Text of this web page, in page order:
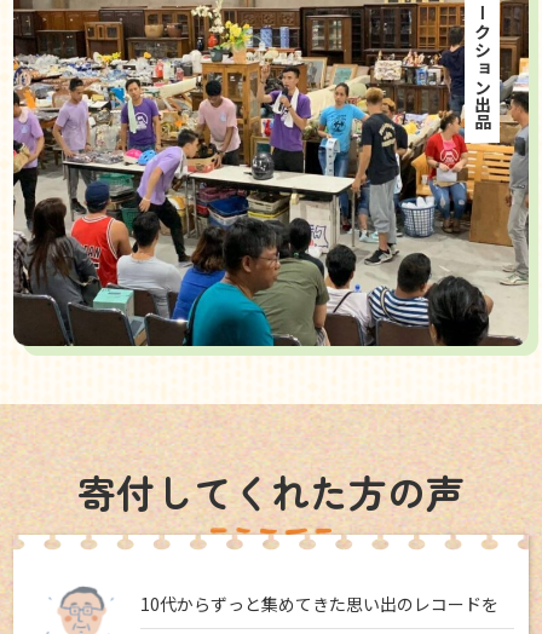
海外オークション出品
寄付してくれた方の声
10代からずっと集めてきた思い出のレコードを